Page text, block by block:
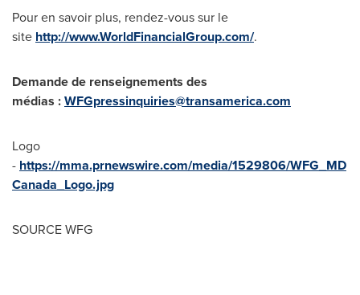
Pour en savoir plus, rendez-vous sur le
site http://www.WorldFinancialGroup.com/.
Demande de renseignements des
médias :WFGpressinquiries@transamerica.com
Logo
- https://mma.prnewswire.com/media/1529806/WFG_MD
Canada_Logo.jpg
SOURCE WFG